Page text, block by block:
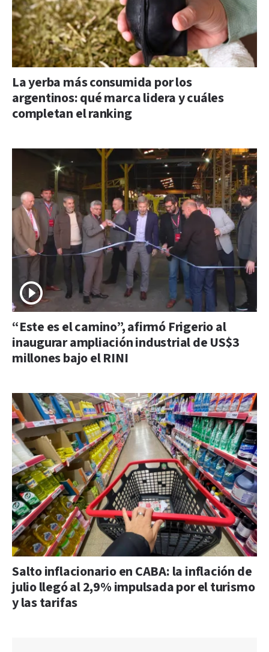
La yerba más consumida por los
argentinos: qué marca lidera y cuáles
completan el ranking
“Este es el camino”, afirmó Frigerio al
inaugurar ampliación industrial de US$3
millones bajo el RINI
Salto inflacionario en CABA: la inflación de
julio llegó al 2,9% impulsada por el turismo
y las tarifas